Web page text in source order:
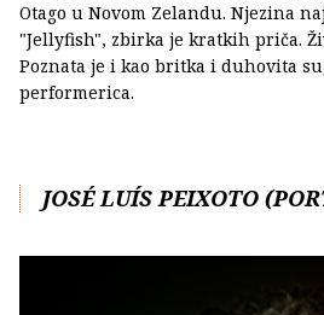
Otago u Novom Zelandu. Njezina
"Jellyfish", zbirka je kratkih priča.
Poznata je i kao britka i duhovita
performerica.
JOSÉ LUÍS PEIXOTO